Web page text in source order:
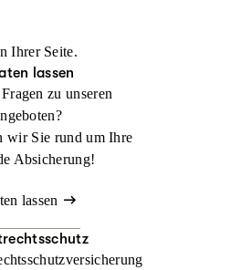
Ihrer Seite.
lassen
zu unseren
wir Sie rund um Ihre
Absicherung!
lassen